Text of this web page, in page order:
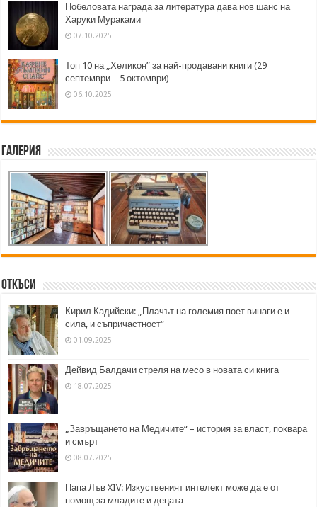
Нобеловата награда за литература дава нов шанс на
Харуки Мураками
07.10.2025
Топ 10 на „Хеликон” за най-продавани книги (29
септември – 5 октомври)
06.10.2025
Галерия
Откъси
Кирил Кадийски: „Плачът на големия поет винаги е и
сила, и съпричастност“
01.09.2025
Дейвид Балдачи стреля на месо в новата си книга
18.07.2025
„Завръщането на Медичите“ – история за власт, поквара
и смърт
08.07.2025
Папа Лъв XIV: Изкуственият интелект може да е от
помощ за младите и децата